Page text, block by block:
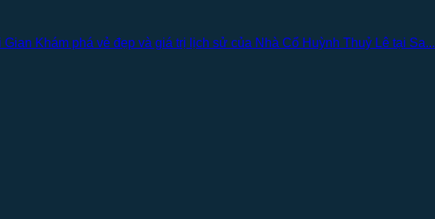
Khám phá vẻ đẹp và giá trị lịch sử của Nhà Cổ Huỳnh Thuỷ Lê tại Sa...